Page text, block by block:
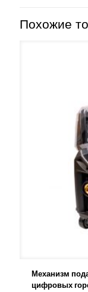
Похожие
Механизм
цифровых